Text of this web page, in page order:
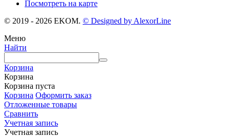
Посмотреть на карте
© 2019 - 2026 EKOM. © Designed by AlexorLine
Меню
Найти
Корзина
Корзина
Корзина пуста
Корзина Оформить заказ
Отложенные товары
Сравнить
Учетная запись
Учетная запись